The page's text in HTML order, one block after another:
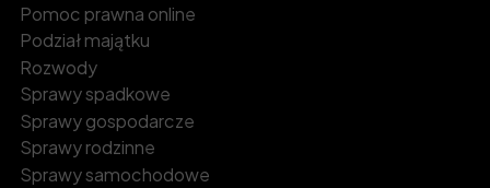
Pomoc prawna online
Podział majątku
Rozwody
Sprawy spadkowe
Sprawy gospodarcze
Sprawy rodzinne
Sprawy samochodowe